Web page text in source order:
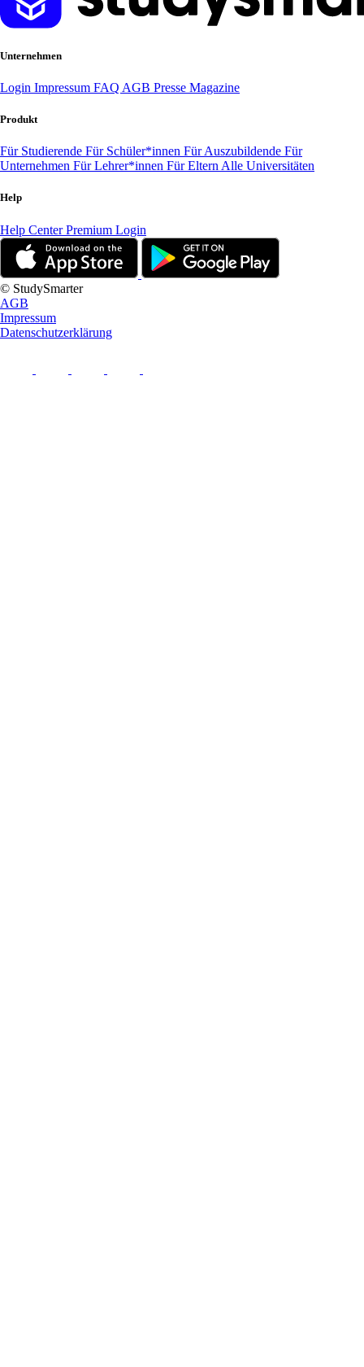
Unternehmen
Login Impressum FAQ AGB Presse Magazine
Produkt
Für Studierende Für Schüler*innen Für Auszubildende Für
Unternehmen Für Lehrer*innen Für Eltern Alle Universitäten
Help
Help CenterPremium Login
© StudySmarter
AGB
Impressum
Datenschutzerklärung